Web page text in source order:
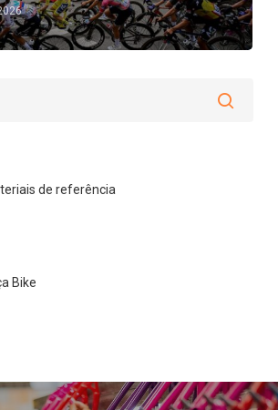
de referência
Bike